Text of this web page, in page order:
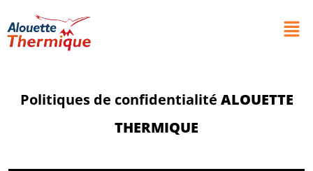
Politiques de confidentialité ALOUETTE
THERMIQUE